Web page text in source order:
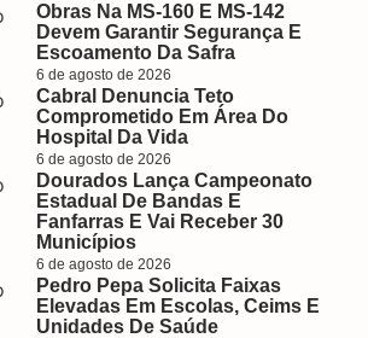
Obras Na MS-160 E MS-142
Devem Garantir Segurança E
Escoamento Da Safra
6 de agosto de 2026
Cabral Denuncia Teto
Comprometido Em Área Do
Hospital Da Vida
6 de agosto de 2026
Dourados Lança Campeonato
Estadual De Bandas E
Fanfarras E Vai Receber 30
Municípios
6 de agosto de 2026
Pedro Pepa Solicita Faixas
Elevadas Em Escolas, Ceims E
Unidades De Saúde